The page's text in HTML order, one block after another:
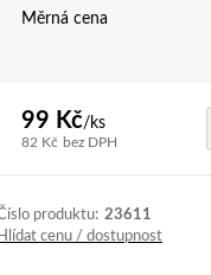
Měrná cena
99 Kč/ks
82 Kč bez DPH
produktu: 23611
Hlídat cenu / dostupnost